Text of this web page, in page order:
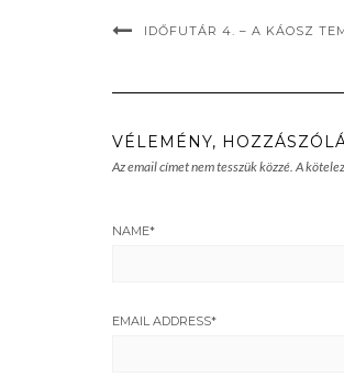
IDŐFUTÁR 4. – A KÁOSZ
VÉLEMÉNY,
Az email címet nem tesszük közzé. A
NAME*
EMAIL ADDRESS*